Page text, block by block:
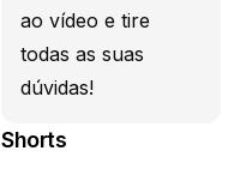
ao vídeo e tire
todas as suas
dúvidas!
Shorts